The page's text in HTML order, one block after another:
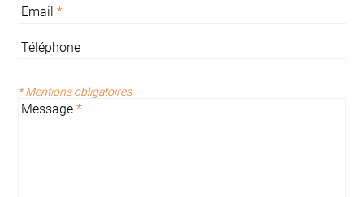
Email *
Téléphone
* Mentions obligatoires
Message *